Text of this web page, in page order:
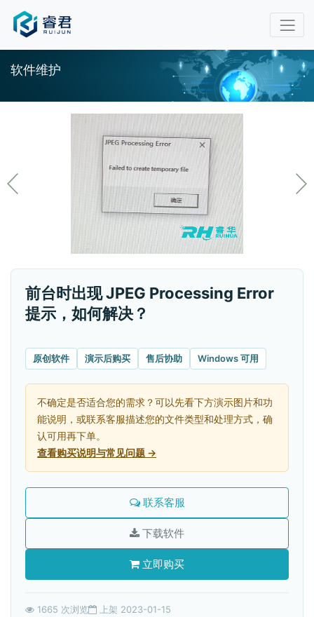
软件维护
前台时出现 JPEG Processing Error
提示，如何解决？
原创软件 演示后购买 售后协助 Windows 可用
不确定是否适合您的需求？可以先看下方演示图片和功
能说明，或联系客服描述您的文件类型和处理方式，确
认可用再下单。
查看购买说明与常见问题 →
联系客服
下载软件
立即购买
1665 次浏览 上架 2023-01-15